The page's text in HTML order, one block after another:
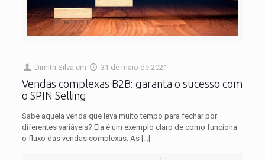
Dimitri Silva em 31 de maio de 2021
Vendas complexas B2B: garanta o sucesso com
o SPIN Selling
Sabe aquela venda que leva muito tempo para fechar por
diferentes variáveis? Ela é um exemplo claro de como funciona
o fluxo das vendas complexas. As[…]